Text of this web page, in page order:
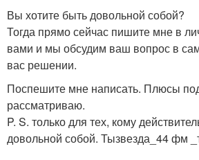
Вы хотите быть довольной собой?
Тогда прямо сейчас пишите мне в
вами и мы обсудим ваш вопрос в
вас решении.
Поспешите мне написать. Плюсы
рассматриваю.
P. S. только для тех, кому
довольной собой. Тызвезда_44 фм